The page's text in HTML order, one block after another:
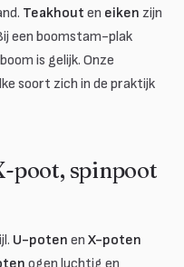
Teakhout en eiken zijn
een boomstam-plak
is gelijk. Onze
soort zich in de praktijk
poot, spinpoot
U-poten en X-poten